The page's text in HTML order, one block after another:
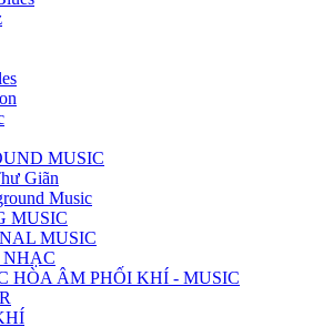
MUSIC
Giãn
Music
MUSIC
MUSIC
HÒA ÂM PHỐI KHÍ - MUSIC